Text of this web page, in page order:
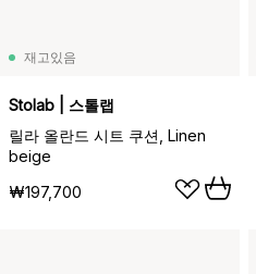
재고있음
Stolab | 스톨랩
릴라 올란드 시트 쿠션, Linen
beige
₩197,700